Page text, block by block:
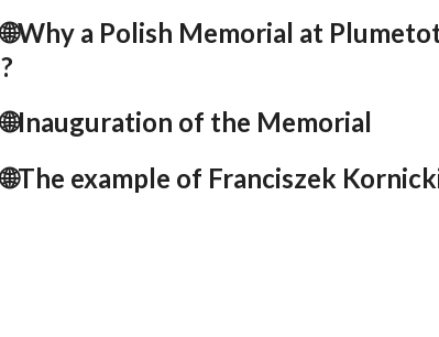
🌐Why a Polish Memorial at
?
🌐Inauguration of the Memorial
🌐The example of Franciszek